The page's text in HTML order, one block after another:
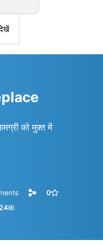
को मुफ़्त में
0
24㎆︎